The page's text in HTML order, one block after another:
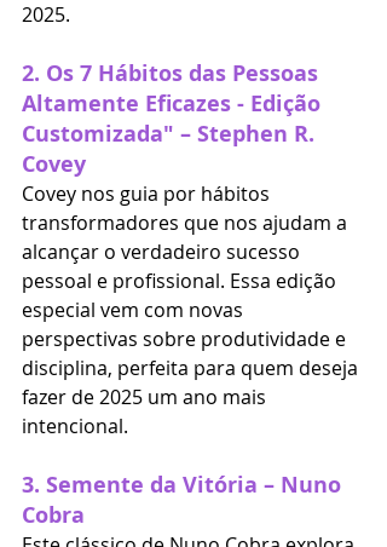
2025.
2. Os 7 Hábitos das Pessoas
Altamente Eficazes - Edição
Customizada" – Stephen R.
Covey
Covey nos guia por hábitos
transformadores que nos ajudam a
alcançar o verdadeiro sucesso
pessoal e profissional. Essa edição
especial vem com novas
perspectivas sobre produtividade e
disciplina, perfeita para quem deseja
fazer de 2025 um ano mais
intencional.
3. Semente da Vitória – Nuno
Cobra